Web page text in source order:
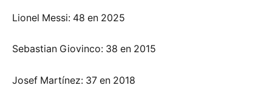
Lionel Messi: 48 en 2025
Sebastian Giovinco: 38 en 2015
Josef Martínez: 37 en 2018